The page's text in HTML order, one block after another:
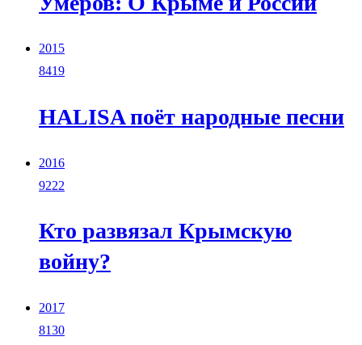
2015
8419
HALISA поёт народные песни
2016
9222
Кто развязал Крымскую
войну?
2017
8130